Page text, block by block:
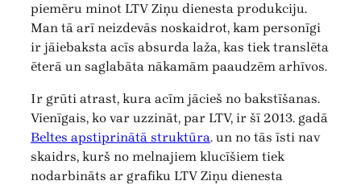
piemēru minot LTV Ziņu dienesta produkciju.
Man tā arī neizdevās noskaidrot, kam personīgi
ir jāiebaksta acīs absurda laža, kas tiek translēta
ēterā un saglabāta nākamām paaudzēm arhīvos.
Ir grūti atrast, kura acīm jācieš no bakstīšanas.
Vienīgais, ko var uzzināt, par LTV, ir šī 2013. gadā
Beltes apstiprinātā struktūra. un no tās īsti nav
skaidrs, kurš no melnajiem klucīšiem tiek
nodarbināts ar grafiku LTV Ziņu dienesta